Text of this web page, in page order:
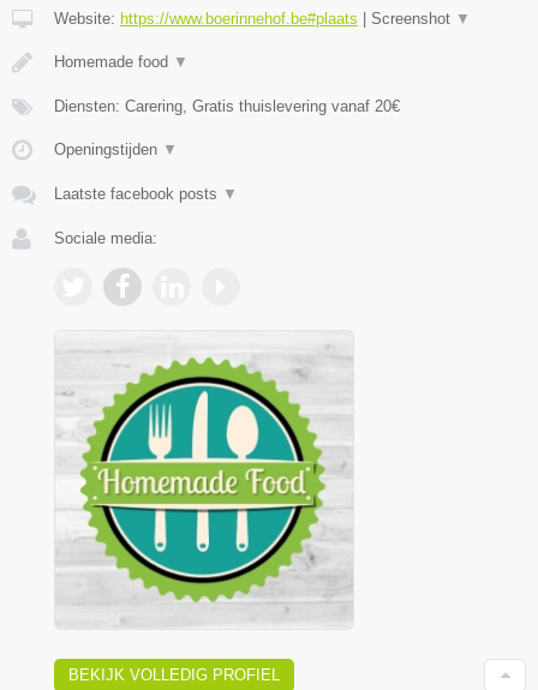
Website: https://www.boerinnehof.be#plaats Screenshot ▼
Homemade food ▼
Diensten: Carering, Gratis thuislevering vanaf 20€
Openingstijden ▼
Laatste facebook posts ▼
Sociale media:
BEKIJK VOLLEDIG PROFIEL